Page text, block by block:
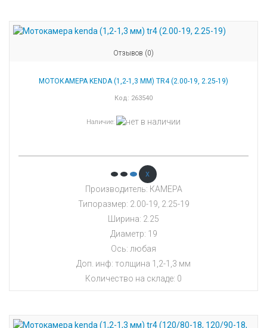
Отзывов (0)
МОТОКАМЕРА KENDA (1,2-1,3 ММ) TR4 (2.00-19, 2.25-19)
Код: 263540
Наличие:
x
Производитель: КАМЕРА
Типоразмер: 2.00-19, 2.25-19
Ширина: 2.25
Диаметр: 19
Ось: любая
Доп. инф: толщина 1,2-1,3 мм
Количество на складе: 0